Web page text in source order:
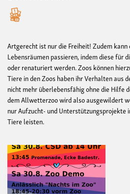
Artgerecht ist nur die Freiheit! Zudem
Lebensräumen passieren, indem diese für
oder renaturiert werden. Zoos können
Tiere in den Zoos haben ihr Verhalten aus
nicht mehr überlebensfähig ohne die Hilfe
dem Allwetterzoo wird also ausgewildert
nur Aufzucht- und Unterstützungsprojekte
Tiere leisten.